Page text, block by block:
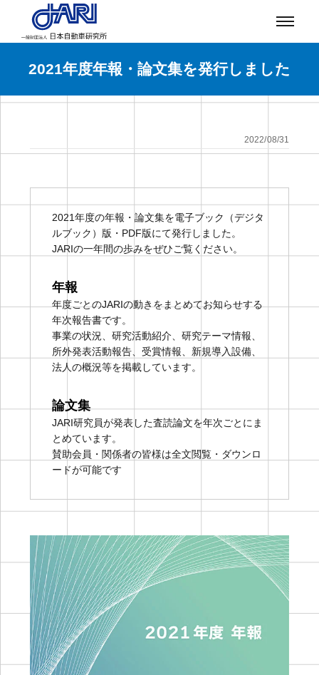
2021年度年報・論文集を発行しました
2022/08/31
2021年度の年報・論文集を電子ブック（デジタ
ルブック）版・PDF版にて発行しました。
JARIの一年間の歩みをぜひご覧ください。
年報
年度ごとのJARIの動きをまとめてお知らせする
年次報告書です。
事業の状況、研究活動紹介、研究テーマ情報、
所外発表活動報告、受賞情報、新規導入設備、
法人の概況等を掲載しています。
論文集
JARI研究員が発表した査読論文を年次ごとにま
とめています。
賛助会員・関係者の皆様は全文閲覧・ダウンロ
ードが可能です